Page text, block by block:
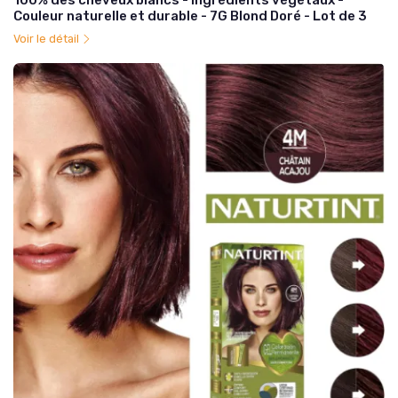
Couleur naturelle et durable - 7G Blond Doré - Lot de 3
Voir le détail